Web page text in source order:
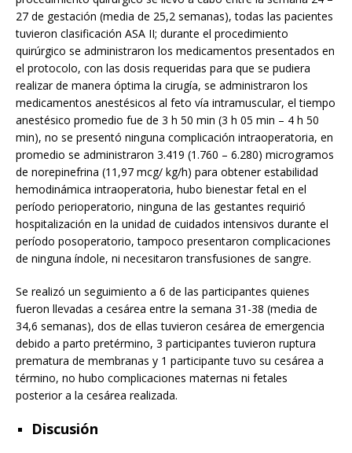
27 de gestación (media de 25,2 semanas), todas las pacientes
tuvieron clasificación ASA II; durante el procedimiento
quirúrgico se administraron los medicamentos presentados en
el protocolo, con las dosis requeridas para que se pudiera
realizar de manera óptima la cirugía, se administraron los
medicamentos anestésicos al feto vía intramuscular, el tiempo
anestésico promedio fue de 3 h 50 min (3 h 05 min – 4 h 50
min), no se presentó ninguna complicación intraoperatoria, en
promedio se administraron 3.419 (1.760 – 6.280) microgramos
de norepinefrina (11,97 mcg/ kg/h) para obtener estabilidad
hemodinámica intraoperatoria, hubo bienestar fetal en el
período perioperatorio, ninguna de las gestantes requirió
hospitalización en la unidad de cuidados intensivos durante el
período posoperatorio, tampoco presentaron complicaciones
de ninguna índole, ni necesitaron transfusiones de sangre.
Se realizó un seguimiento a 6 de las participantes quienes
fueron llevadas a cesárea entre la semana 31-38 (media de
34,6 semanas), dos de ellas tuvieron cesárea de emergencia
debido a parto pretérmino, 3 participantes tuvieron ruptura
prematura de membranas y 1 participante tuvo su cesárea a
término, no hubo complicaciones maternas ni fetales
posterior a la cesárea realizada.
Discusión